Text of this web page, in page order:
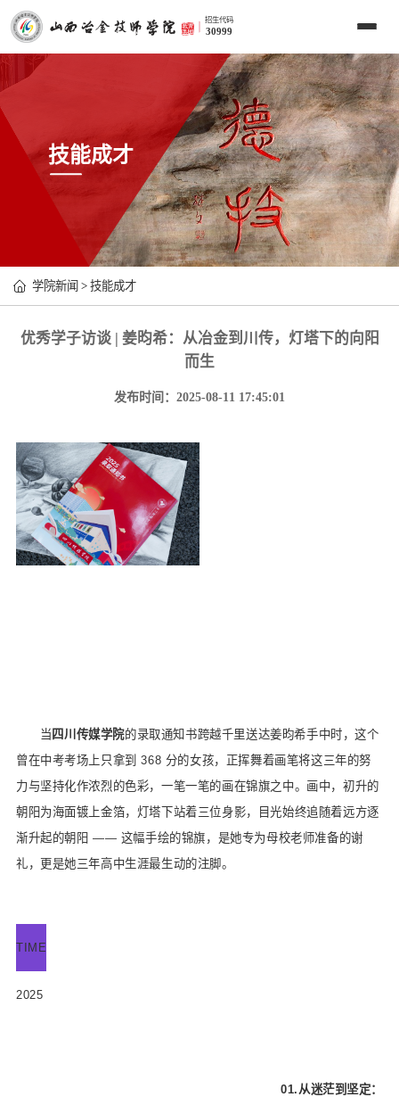
招生代码
30999
技能成才
学院新闻 > 技能成才
优秀学子访谈 | 姜昀希：从冶金到川传，灯塔下的向阳
而生
发布时间：2025-08-11 17:45:01
当 四川传媒学院的录取通知书跨越千里送达姜昀希手中时，这个
曾在中考考场上只拿到 368 分的女孩，正挥舞着画笔将这三年的努
力与坚持化作浓烈的色彩，一笔一笔的画在锦旗之中。画中，初升的
朝阳为海面镀上金箔，灯塔下站着三位身影，目光始终追随着远方逐
渐升起的朝阳 —— 这幅手绘的锦旗，是她专为母校老师准备的谢
礼，更是她三年高中生涯最生动的注脚。
TIME
2025
01.从迷茫到坚定：